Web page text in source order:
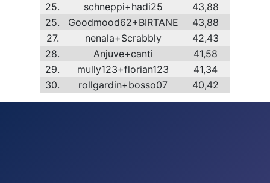
25.
schneppi+hadi25
43,88
25.
Goodmood62+BIRTANE
43,88
27.
nenala+Scrabbly
42,43
28.
Anjuve+canti
41,58
29.
mully123+florian123
41,34
30.
rollgardin+bosso07 40,42